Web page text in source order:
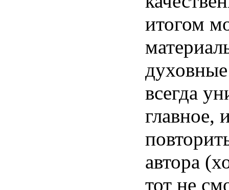
итогом
духовные
всегда
главное,
автора (
тот не